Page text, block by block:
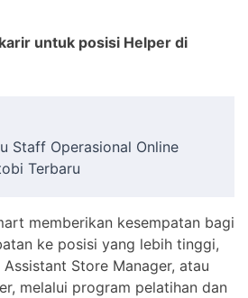
untuk posisi Helper di
Staff Operasional Online
Terbaru
memberikan kesempatan bagi
ke posisi yang lebih tinggi,
Store Manager, atau
melalui program pelatihan dan